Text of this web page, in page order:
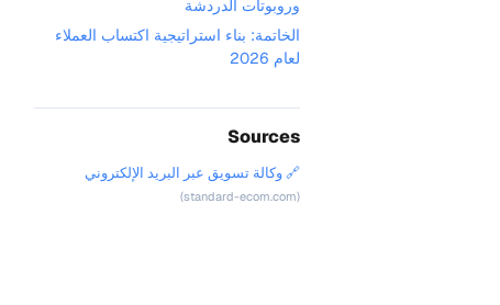
وروبوتات الدردشة
الخاتمة: بناء استراتيجية اكتساب العملاء
لعام 2026
Sources
🔗 وكالة تسويق عبر البريد الإلكتروني
(standard-ecom.com)